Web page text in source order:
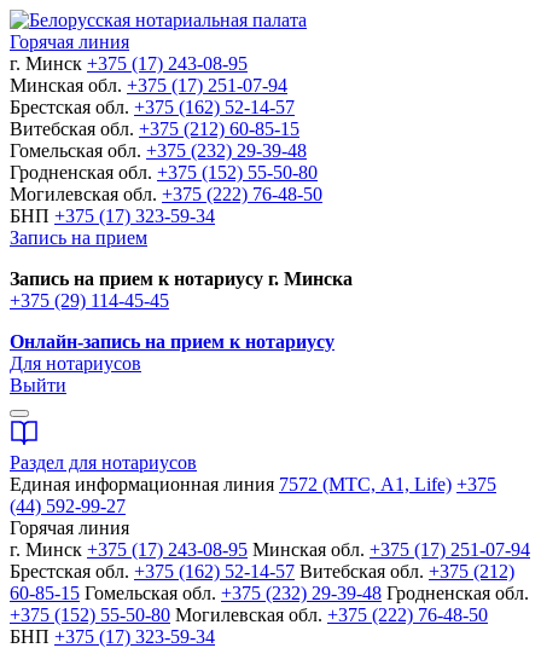
Горячая линия
г. Минск +375 (17) 243-08-95
Минская обл. +375 (17) 251-07-94
Брестская обл. +375 (162) 52-14-57
Витебская обл. +375 (212) 60-85-15
Гомельская обл. +375 (232) 29-39-48
Гродненская обл. +375 (152) 55-50-80
Могилевская обл. +375 (222) 76-48-50
БНП +375 (17) 323-59-34
Запись на прием
Запись на прием к нотариусу г. Минска
+375 (29) 114-45-45
Онлайн-запись на прием к нотариусу
Для нотариусов
Выйти
Раздел для нотариусов
Единая информационная линия 7572 (МТС, A1, Life) +375
(44) 592-99-27
Горячая линия
г. Минск +375 (17) 243-08-95 Минская обл. +375 (17) 251-07-94
Брестская обл. +375 (162) 52-14-57 Витебская обл. +375 (212)
60-85-15 Гомельская обл. +375 (232) 29-39-48 Гродненская обл.
+375 (152) 55-50-80 Могилевская обл. +375 (222) 76-48-50
БНП +375 (17) 323-59-34